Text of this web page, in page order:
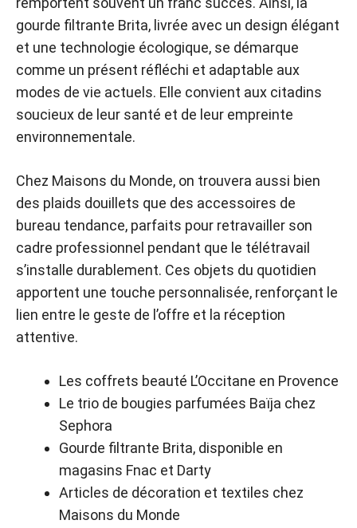
gourde filtrante Brita, livrée avec un design élégant
et une technologie écologique, se démarque
comme un présent réfléchi et adaptable aux
modes de vie actuels. Elle convient aux citadins
soucieux de leur santé et de leur empreinte
environnementale.
Chez Maisons du Monde, on trouvera aussi bien
des plaids douillets que des accessoires de
bureau tendance, parfaits pour retravailler son
cadre professionnel pendant que le télétravail
s’installe durablement. Ces objets du quotidien
apportent une touche personnalisée, renforçant le
lien entre le geste de l’offre et la réception
attentive.
Les coffrets beauté L’Occitane en Provence
Le trio de bougies parfumées Baïja chez
Sephora
Gourde filtrante Brita, disponible en
magasins Fnac et Darty
Articles de décoration et textiles chez
Maisons du Monde